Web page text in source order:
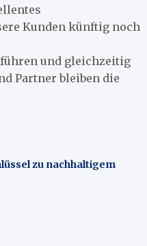
Kunden künftig noch
und gleichzeitig
Partner bleiben die
zu nachhaltigem